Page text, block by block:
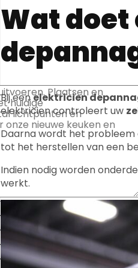
Wat
Bij eenelektricien
elektricien controleert uw
Daarna wordt het probleem
tot het herstellen van een
Indien nodig worden
werkt.